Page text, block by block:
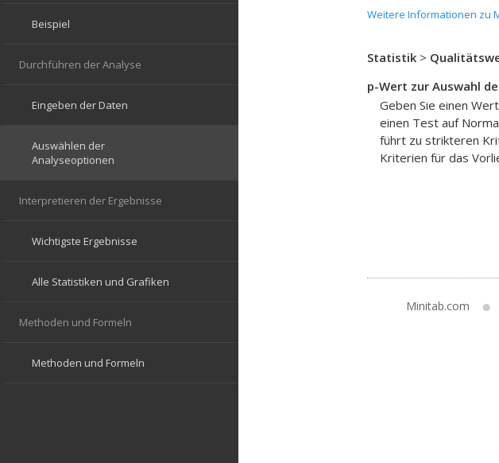
Weitere Informationen zu
Statistik >
p-Wert zur Auswahl
Geben Sie einen
einen Test auf
führt zu strikteren
Kriterien für das
Minitab.com